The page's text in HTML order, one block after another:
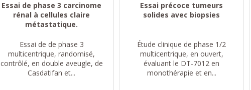
Essai de phase 3 carcinome
rénal à cellules claire
métastatique.
Essai de de phase 3
multicentrique, randomisé,
contrôlé, en double aveugle, de
Casdatifan et...
Essai précoce tumeurs
solides avec biopsies
Étude clinique de phase 1/2
multicentrique, en ouvert,
évaluant le DT-7012 en
monothérapie et en...